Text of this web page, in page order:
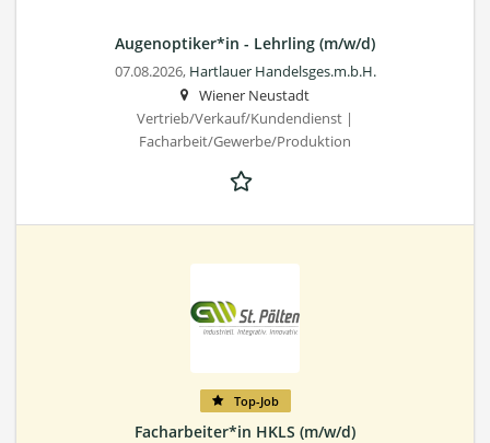
Augenoptiker*in - Lehrling (m/w/d)
07.08.2026, Hartlauer Handelsges.m.b.H.
Wiener Neustadt
Vertrieb/Verkauf/Kundendienst |
Facharbeit/Gewerbe/Produktion
Top-Job
Facharbeiter*in HKLS (m/w/d)